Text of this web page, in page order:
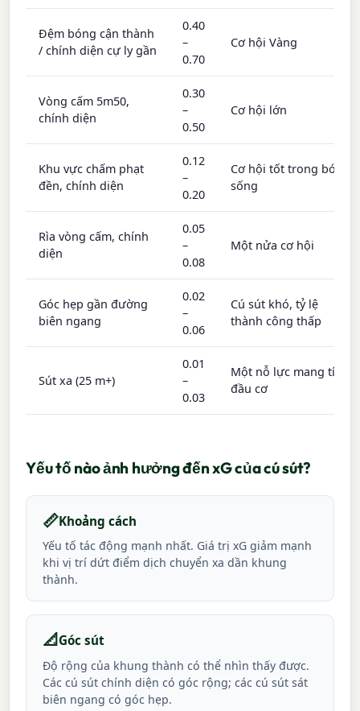
Đệm bóng cận thành
/ chính diện cự ly gần
0.40
–
0.70
Cơ hội Vàng
Vòng cấm 5m50,
chính diện
0.30
–
0.50
Cơ hội lớn
Khu vực chấm phạt
đền, chính diện
0.12
–
0.20
Cơ hội tốt trong bóng
sống
Rìa vòng cấm, chính
diện
0.05
–
0.08
Một nửa cơ hội
Góc hẹp gần đường
biên ngang
0.02
–
0.06
Cú sút khó, tỷ lệ
thành công thấp
Sút xa (25 m+)
0.01
–
0.03
Một nỗ lực mang tính
đầu cơ
Yếu tố nào ảnh hưởng đến xG của cú sút?
📏Khoảng cách
Yếu tố tác động mạnh nhất. Giá trị xG giảm mạnh
khi vị trí dứt điểm dịch chuyển xa dần khung
thành.
📐Góc sút
Độ rộng của khung thành có thể nhìn thấy được.
Các cú sút chính diện có góc rộng; các cú sút sát
biên ngang có góc hẹp.